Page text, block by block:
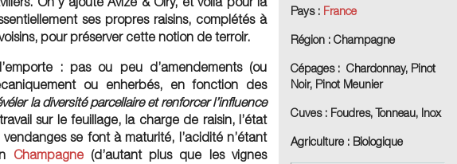
ses propres raisins, complétés à
pour préserver cette notion de terroir.
: pas ou peu d’amendements (ou
ou enherbés, en fonction des
la diversité parcellaire et renforcer l’influence
sur le feuillage, la charge de raisin, l’état
se font à maturité, l’acidité n’étant
Champagne(d’autant plus que les vignes
Pays : France
Région : Champagne
Cépages : Chardonnay, Pinot
Noir, Pinot Meunier
Cuves : Foudres, Tonneau, Inox
Agriculture : Biologique